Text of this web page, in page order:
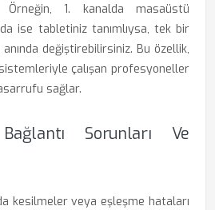
Örneğin, 1. kanalda masaüstü
ise tabletiniz tanımlıysa, tek bir
anında değiştirebilirsiniz. Bu özellik,
çalışan profesyoneller
sağlar.
Sorunları Ve
kesilmeler veya eşleşme hataları